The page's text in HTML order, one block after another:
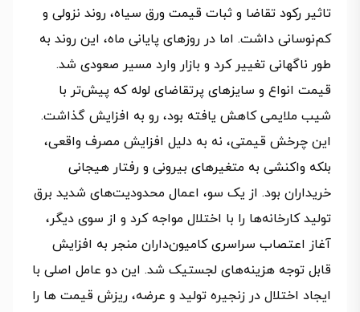
تاثیر رکود تقاضا و ثبات قیمت ورق سیاه، روند نزولی و
کم‌نوسانی داشت. اما در روزهای پایانی ماه، این روند به
طور ناگهانی تغییر کرد و بازار وارد مسیر صعودی شد.
قیمت انواع و سایزهای پرتقاضای لوله که پیش‌تر با
شیب ملایمی کاهش یافته بود، رو به افزایش گذاشت.
این چرخش قیمتی، نه به دلیل افزایش مصرف واقعی،
بلکه واکنشی به متغیرهای بیرونی و رفتار هیجانی
خریداران بود. از یک سو، اعمال محدودیت‌های شدید برق
تولید کارخانه‌ها را با اختلال مواجه کرد و از سوی دیگر،
آغاز اعتصاب سراسری کامیون‌داران منجر به افزایش
قابل‌ توجه هزینه‌های لجستیک شد. این دو عامل اصلی با
ایجاد اختلال در زنجیره تولید و عرضه، ریزش قیمت ها را